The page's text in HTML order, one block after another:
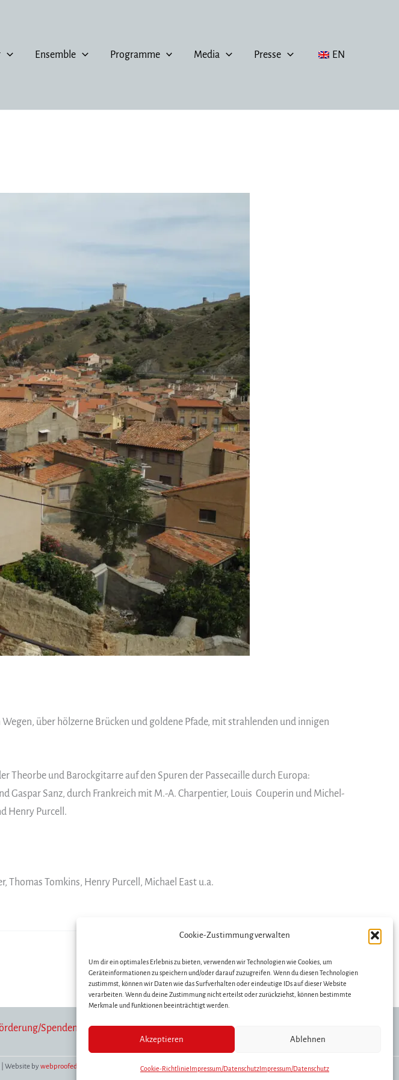
Cookie-Zustimmung verwalten
Um dir ein optimales Erlebnis zu bieten, verwenden wir Technologien wie Cookies, um
Geräteinformationen zu speichern und/oder darauf zuzugreifen. Wenn du diesen Technologien
zustimmst, können wir Daten wie das Surfverhalten oder eindeutige IDs auf dieser Website
verarbeiten. Wenn du deine Zustimmung nicht erteilst oder zurückziehst, können bestimmte
Merkmale und Funktionen beeinträchtigt werden.
Akzeptieren Ablehnen
Cookie-RichtlinieImpressum/DatenschutzImpressum/Datenschutz
Ensemble Programme Media Presse EN
über hölzerne Brücken und goldene Pfade, mit strahlenden und innigen
Theorbe und Barockgitarre auf den Spuren der Passecaille durch Europa:
Gaspar Sanz, durch Frankreich mit M.-A. Charpentier, Louis Couperin und Michel-
Henry Purcell.
Thomas Tomkins, Henry Purcell, Michael East u.a.
Nächster Beitrag
Spenden Impressum/Datenschutz
| Website bywebproofed.de